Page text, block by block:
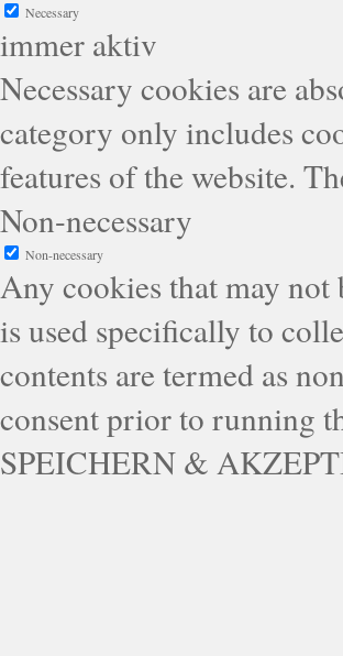
Necessary
immer aktiv
Necessary cookies are
category only includes
features of the website.
Non-necessary
Non-necessary
Any cookies that may
is used specifically to
contents are termed as
consent prior to running
SPEICHERN &